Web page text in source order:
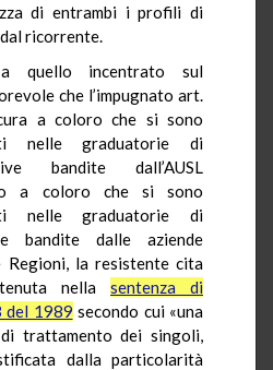
di entrambi i profili di
ricorrente.
quello incentrato sul
che l’impugnato art.
a coloro che si sono
nelle graduatorie di
bandite dall’AUSL
a coloro che si sono
nelle graduatorie di
bandite dalle aziende
la resistente cita
nella sentenza di
del 1989 secondo cui «una
trattamento dei singoli,
dalla particolarità